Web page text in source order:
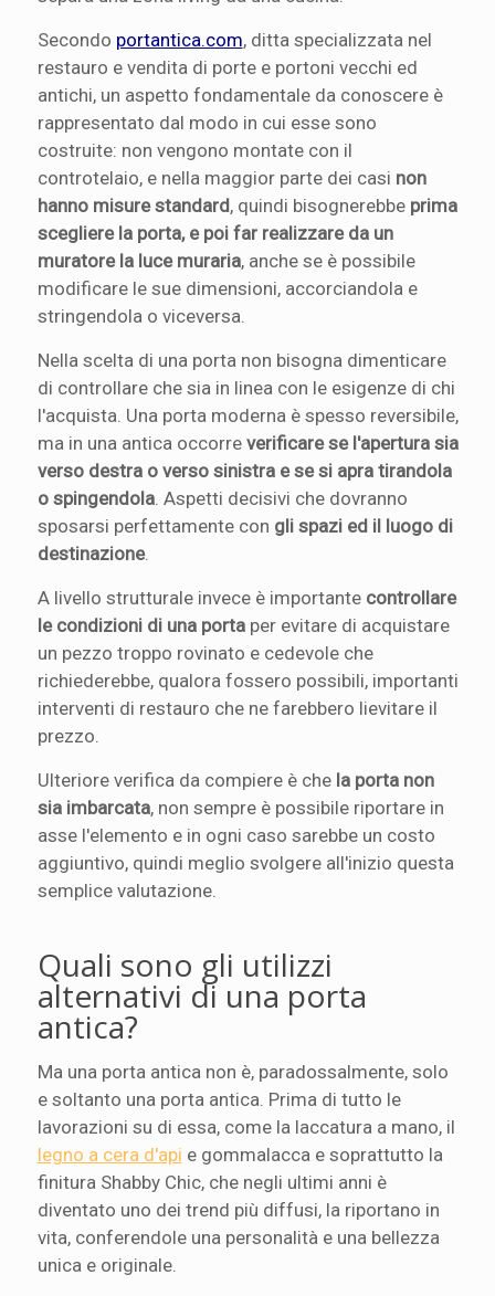
Secondo portantica.com, ditta specializzata nel
restauro e vendita di porte e portoni vecchi ed
antichi, un aspetto fondamentale da conoscere è
rappresentato dal modo in cui esse sono
costruite: non vengono montate con il
controtelaio, e nella maggior parte dei casi non
hanno misure standard, quindi bisognerebbe prima
scegliere la porta, e poi far realizzare da un
muratore la luce muraria, anche se è possibile
modificare le sue dimensioni, accorciandola e
stringendola o viceversa.
Nella scelta di una porta non bisogna dimenticare
di controllare che sia in linea con le esigenze di chi
l'acquista. Una porta moderna è spesso reversibile,
ma in una antica occorre verificare se l'apertura sia
verso destra o verso sinistra e se si apra tirandola
o spingendola. Aspetti decisivi che dovranno
sposarsi perfettamente con gli spazi ed il luogo di
destinazione.
A livello strutturale invece è importante controllare
le condizioni di una portaper evitare di acquistare
un pezzo troppo rovinato e cedevole che
richiederebbe, qualora fossero possibili, importanti
interventi di restauro che ne farebbero lievitare il
prezzo.
Ulteriore verifica da compiere è che la porta non
sia imbarcata, non sempre è possibile riportare in
asse l'elemento e in ogni caso sarebbe un costo
aggiuntivo, quindi meglio svolgere all'inizio questa
semplice valutazione.
Quali sono gli utilizzi
alternativi di una porta
antica?
Ma una porta antica non è, paradossalmente, solo
e soltanto una porta antica. Prima di tutto le
lavorazioni su di essa, come la laccatura a mano, il
legno a cera d'api e gommalacca e soprattutto la
finitura Shabby Chic, che negli ultimi anni è
diventato uno dei trend più diffusi, la riportano in
vita, conferendole una personalità e una bellezza
unica e originale.